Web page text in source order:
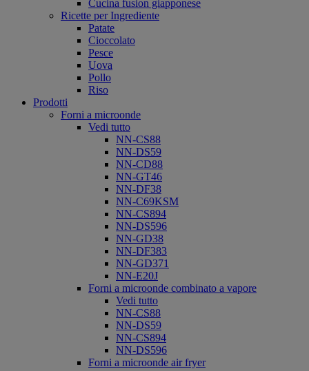
Cucina fusion giapponese
Ricette per Ingrediente
Patate
Cioccolato
Pesce
Uova
Pollo
Riso
Prodotti
Forni a microonde
Vedi tutto
NN-CS88
NN-DS59
NN-CD88
NN-GT46
NN-DF38
NN-C69KSM
NN-CS894
NN-DS596
NN-GD38
NN-DF383
NN-GD371
NN-E20J
Forni a microonde combinato a vapore
Vedi tutto
NN-CS88
NN-DS59
NN-CS894
NN-DS596
Forni a microonde air fryer